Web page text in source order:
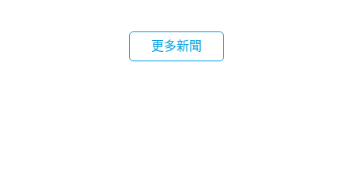
更多新聞